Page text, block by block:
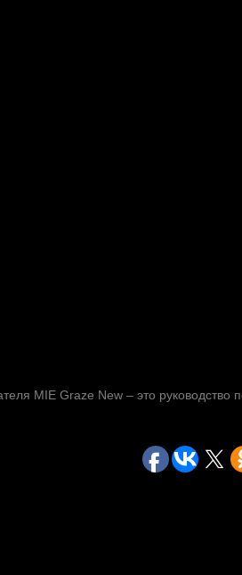
MIE Graze New – это